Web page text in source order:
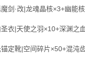
剑·改|龙魂晶核×3+幽能
衣|天使之羽×10+深渊之
定靴|空间碎片×50+混沌